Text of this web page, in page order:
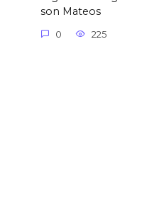
son Mateos
0 225